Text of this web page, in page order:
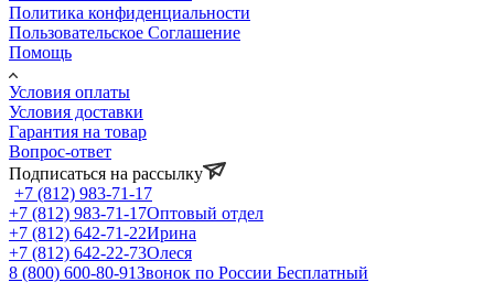
Политика конфиденциальности
Пользовательское Соглашение
Помощь
Условия оплаты
Условия доставки
Гарантия на товар
Вопрос-ответ
Подписаться на рассылку
+7 (812) 983-71-17
+7 (812) 983-71-17Оптовый отдел
+7 (812) 642-71-22Ирина
+7 (812) 642-22-73Олеся
8 (800) 600-80-91Звонок по России Бесплатный